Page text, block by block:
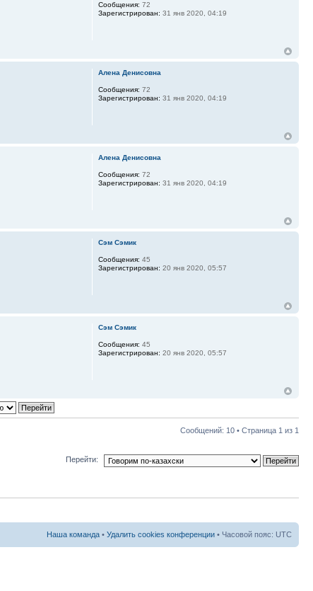
Сообщения: 72
Зарегистрирован: 31 янв 2020, 04:19
Алена Денисовна
Сообщения: 72
Зарегистрирован: 31 янв 2020, 04:19
Алена Денисовна
Сообщения: 72
Зарегистрирован: 31 янв 2020, 04:19
Сэм Сэмик
Сообщения: 45
Зарегистрирован: 20 янв 2020, 05:57
Сэм Сэмик
Сообщения: 45
Зарегистрирован: 20 янв 2020, 05:57
Сообщений: 10 • Страница 1 из 1
Перейти:
Наша команда • Удалить cookies конференции • Часовой пояс: UTC